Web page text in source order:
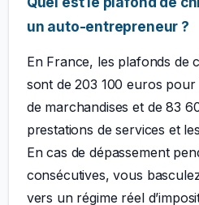
un auto-entrepreneur ?
En France, les plafonds de
sont de 203 100 euros pour
de marchandises et de 83
prestations de services et
En cas de dépassement
consécutives, vous
vers un régime réel